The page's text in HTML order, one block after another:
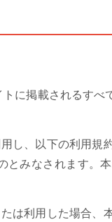
やさしい石と心に残る
伝統の形を現代的に
贈り物に選ばれた品を
に掲載されるす
し、以下の利用規
みなされます。
利用した場合、